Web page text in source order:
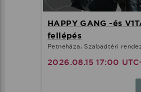
HAPPY GANG -és
fellépés
Petneháza, Szabadtéri
2026.08.15 17:00